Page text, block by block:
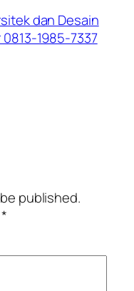
dan Desain
1985-7337
published.
*